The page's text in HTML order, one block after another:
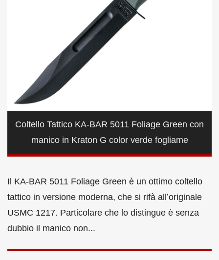
Coltello Tattico KA-BAR 5011 Foliage Green con
manico in Kraton G color verde fogliame
Il KA-BAR 5011 Foliage Green è un ottimo coltello
tattico in versione moderna, che si rifà all’originale
USMC 1217. Particolare che lo distingue è senza
dubbio il manico non...